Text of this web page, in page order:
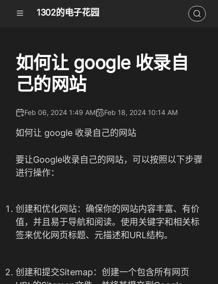
1302的电子花园
如何让 google 收录自
己的网站
Feb 06, 2024 1:49 AM Feb 18, 2024 10:14 AM
如何让 google 收录自己的网站
要让Google收录自己的网站，可以按照以下步骤
进行操作：
创建和优化网站：确保你的网站内容丰富、有价
值，并且易于导航和阅读。使用关键字和相关标
签来优化网页标题、元描述和URL结构。
创建和提交Sitemap：创建一个包含所有网页